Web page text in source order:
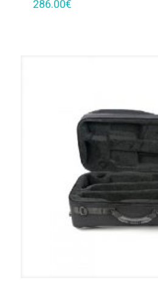
286.00€